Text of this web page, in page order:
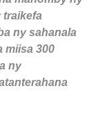
traikefa
ny sahanala
miisa 300
ny